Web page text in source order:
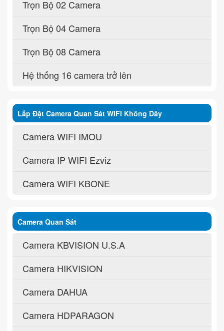
Trọn Bộ 02 Camera
Trọn Bộ 04 Camera
Trọn Bộ 08 Camera
Hệ thống 16 camera trở lên
Lắp Đặt Camera Quan Sát WIFI Không Dây
Camera WIFI IMOU
Camera IP WIFI Ezviz
Camera WIFI KBONE
Camera Quan Sát
Camera KBVISION U.S.A
Camera HIKVISION
Camera DAHUA
Camera HDPARAGON